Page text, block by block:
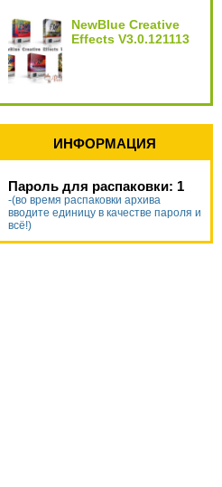
NewBlue Creative
Effects V3.0.121113
ИНФОРМАЦИЯ
Пароль для распаковки: 1
-(во время распаковки архива
вводите единицу в качестве пароля и
всё!)